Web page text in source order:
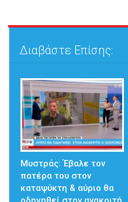
Διαβάστε Επίσης:
Μυστράς: Έβαλε τον
πατέρα του στον
καταψύκτη & αύριο θα